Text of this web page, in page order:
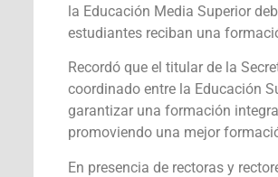
la Educación Media Superior
estudiantes reciban una
Recordó que el titular de la
coordinado entre la Educación
garantizar una formación
promoviendo una mejor
En presencia de rectoras y